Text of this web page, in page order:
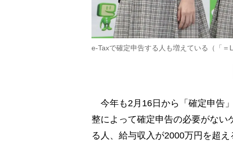
e-Taxで確定申告する人も増えている（「＝
今年も2月16日から「確定申告
整によって確定申告の必要がない
る人、給与収入が2000万円を超